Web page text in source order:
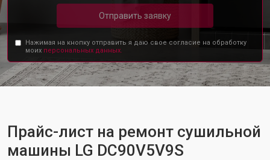
Отправить заявку
Нажимая на кнопку отправить я даю свое согласие на обработку
моих персональных данных.
Прайс-лист на ремонт сушильной
машины LG DC90V5V9S